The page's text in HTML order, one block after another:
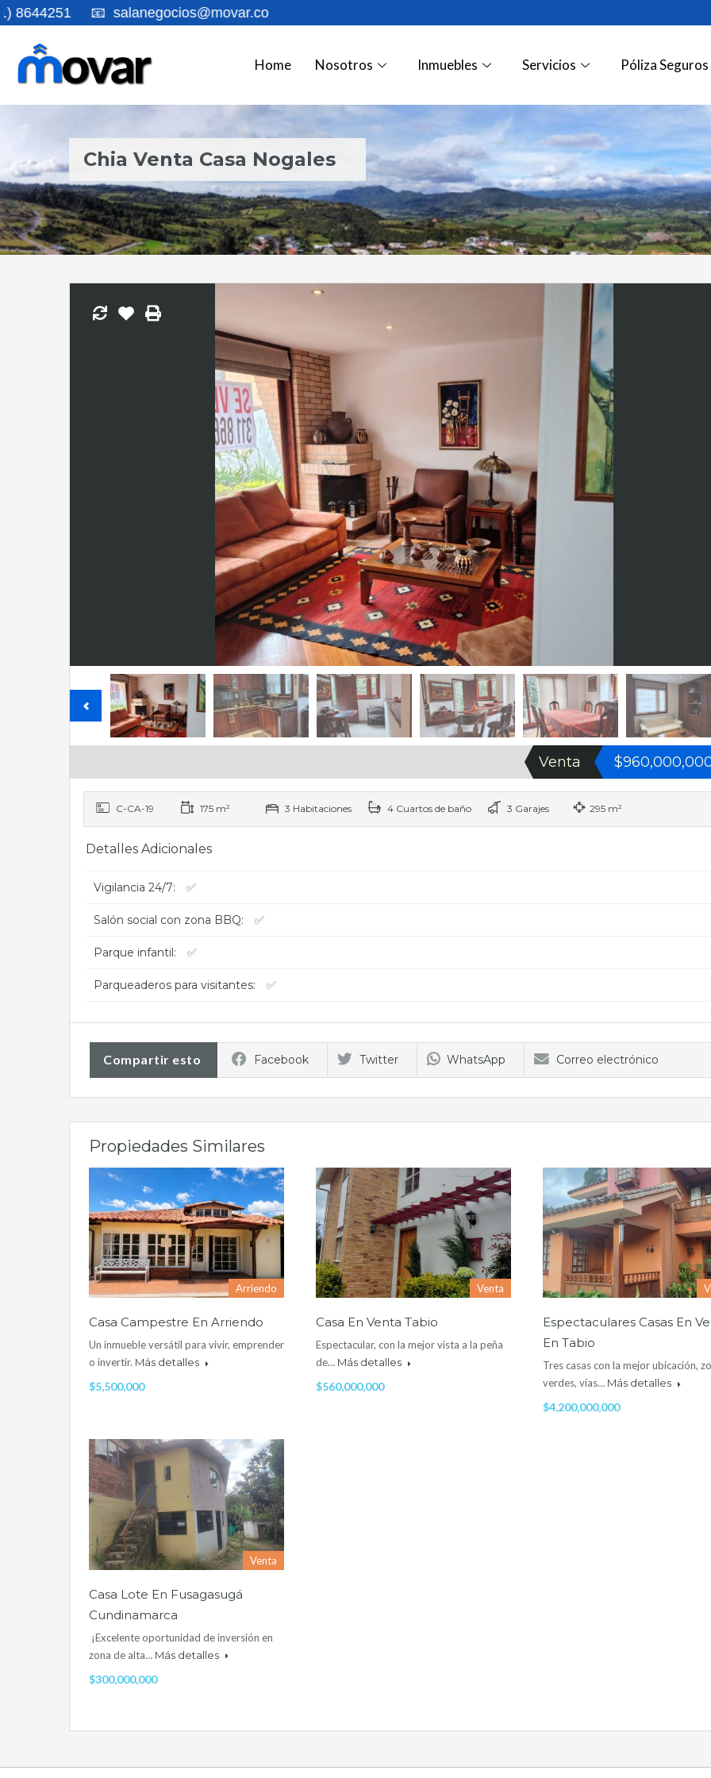
📧 salanegocios@movar.co
Home Nosotros Inmuebles Servicios Póliza Seguros
Chia Venta Casa Nogales
Venta
C-CA-19 175 m² 3 Habitaciones 4 Cuartos de baño 3 Garajes 295 m²
Detalles Adicionales
Vigilancia 24/7: ✅
Salón social con zona BBQ: ✅
Parque infantil: ✅
Parqueaderos para visitantes: ✅
Compartir esto Facebook Twitter WhatsApp Correo electrónico
Propiedades Similares
Arriendo
Casa Campestre En Arriendo
Un inmueble versátil para vivir, emprender
o invertir. Más detalles
$5,500,000
Venta
Casa En Venta Tabio
Espectacular, con la mejor vista a la peña
de… Más detalles
$560,000,000
Espectaculares Casas En
En Tabio
Tres casas con la mejor ubicación,
verdes, vías… Más detalles
$4,200,000,000
Venta
Casa Lote En Fusagasugá
Cundinamarca
¡Excelente oportunidad de inversión en
zona de alta… Más detalles
$300,000,000